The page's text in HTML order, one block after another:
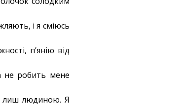
і я сміюсь
п’янію від
не робить мене
лиш людиною. Я